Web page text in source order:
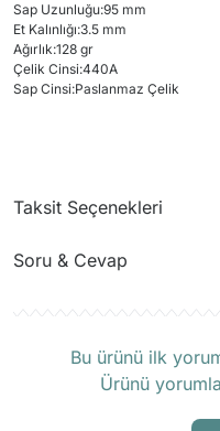
Sap Uzunluğu:95 mm
Et Kalınlığı:3.5 mm
Ağırlık:128 gr
Çelik Cinsi:440A
Sap Cinsi:Paslanmaz Çelik
Taksit Seçenekleri
Soru & Cevap
Bu ürünü ilk
Ürünü